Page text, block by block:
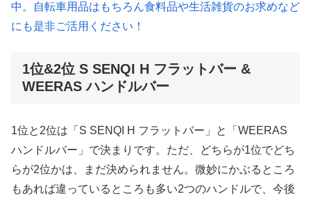
中。自転車用品はもちろん食料品や生活雑貨のお求めなど
にも是非ご活用ください！
1位&2位 S SENQI H フラットバー &
WEERAS ハンドルバー
1位と2位は「S SENQI H フラットバー」と「WEERAS
ハンドルバー」で決まりです。ただ、どちらが1位でどち
らが2位かは、まだ決められません。微妙にかぶるところ
もあれば違っているところも多い2つのハンドルで、今後